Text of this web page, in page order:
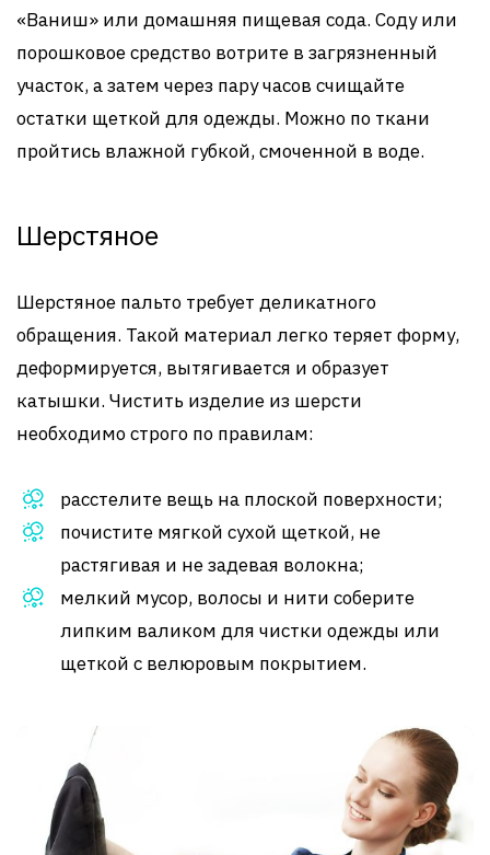
«Ваниш» или домашняя пищевая сода. Соду или
порошковое средство вотрите в загрязненный
участок, а затем через пару часов счищайте
остатки щеткой для одежды. Можно по ткани
пройтись влажной губкой, смоченной в воде.
Шерстяное
Шерстяное пальто требует деликатного
обращения. Такой материал легко теряет форму,
деформируется, вытягивается и образует
катышки. Чистить изделие из шерсти
необходимо строго по правилам:
расстелите вещь на плоской поверхности;
почистите мягкой сухой щеткой, не
растягивая и не задевая волокна;
мелкий мусор, волосы и нити соберите
липким валиком для чистки одежды или
щеткой с велюровым покрытием.